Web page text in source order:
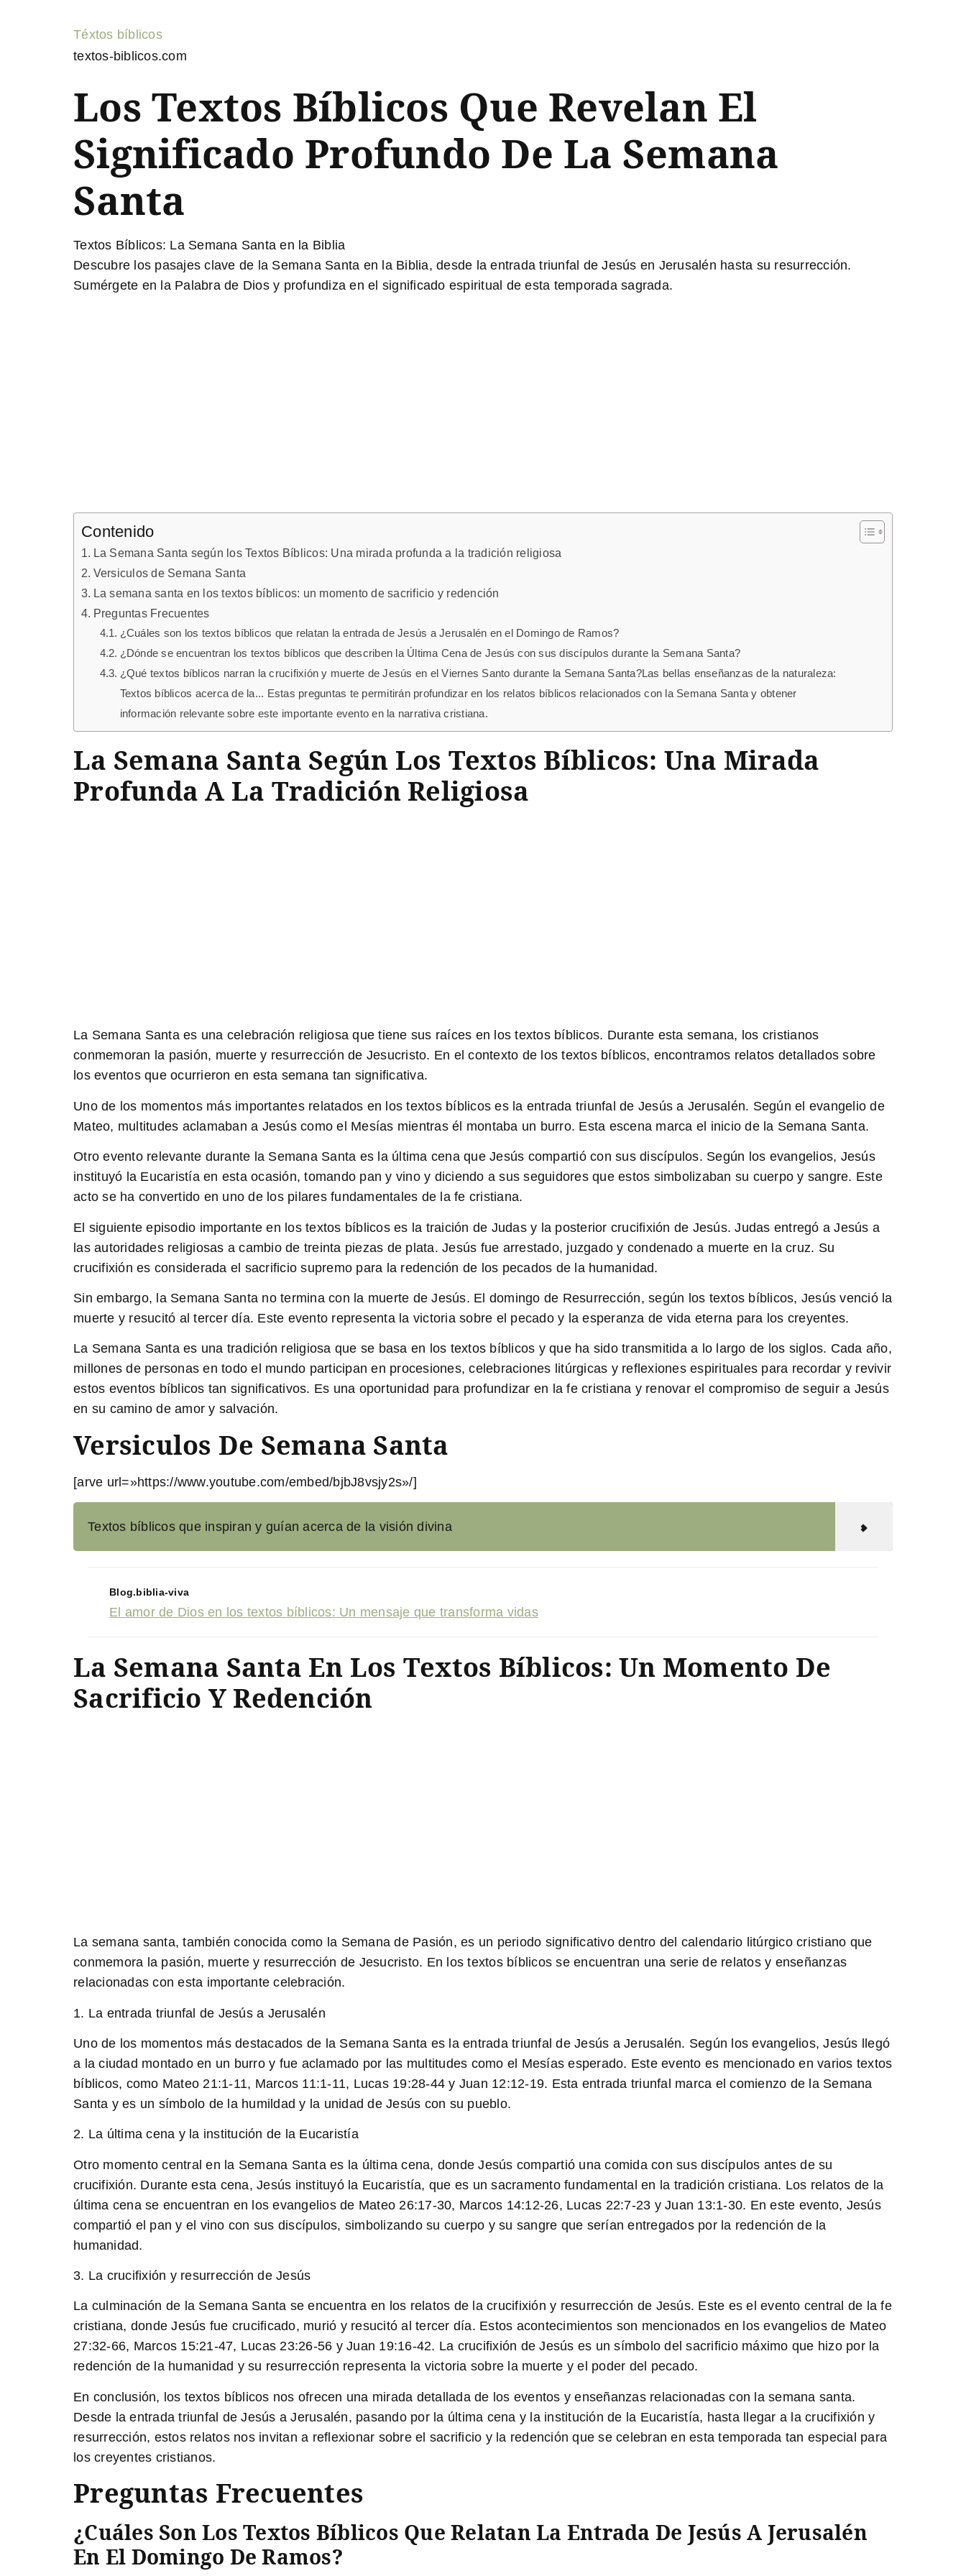
Téxtos bíblicos
textos-biblicos.com
Los Textos Bíblicos Que Revelan El
Significado Profundo De La Semana
Santa
Textos Bíblicos: La Semana Santa en la Biblia
Descubre los pasajes clave de la Semana Santa en la Biblia, desde la entrada triunfal de Jesús en Jerusalén hasta su resurrección.
Sumérgete en la Palabra de Dios y profundiza en el significado espiritual de esta temporada sagrada.
Contenido
La Semana Santa según los Textos Bíblicos: Una mirada profunda a la tradición religiosa
Versiculos de Semana Santa
La semana santa en los textos bíblicos: un momento de sacrificio y redención
Preguntas Frecuentes
¿Cuáles son los textos bíblicos que relatan la entrada de Jesús a Jerusalén en el Domingo de Ramos?
¿Dónde se encuentran los textos bíblicos que describen la Última Cena de Jesús con sus discípulos durante la Semana Santa?
¿Qué textos bíblicos narran la crucifixión y muerte de Jesús en el Viernes Santo durante la Semana Santa?Las bellas enseñanzas de la naturaleza:
Textos bíblicos acerca de la... Estas preguntas te permitirán profundizar en los relatos bíblicos relacionados con la Semana Santa y obtener
información relevante sobre este importante evento en la narrativa cristiana.
La Semana Santa Según Los Textos Bíblicos: Una Mirada
Profunda A La Tradición Religiosa
La Semana Santa es una celebración religiosa que tiene sus raíces en los textos bíblicos. Durante esta semana, los cristianos
conmemoran la pasión, muerte y resurrección de Jesucristo. En el contexto de los textos bíblicos, encontramos relatos detallados sobre
los eventos que ocurrieron en esta semana tan significativa.
Uno de los momentos más importantes relatados en los textos bíblicos es la entrada triunfal de Jesús a Jerusalén. Según el evangelio de
Mateo, multitudes aclamaban a Jesús como el Mesías mientras él montaba un burro. Esta escena marca el inicio de la Semana Santa.
Otro evento relevante durante la Semana Santa es la última cena que Jesús compartió con sus discípulos. Según los evangelios, Jesús
instituyó la Eucaristíaen esta ocasión, tomando pan y vino y diciendo a sus seguidores que estos simbolizaban su cuerpo y sangre. Este
acto se ha convertido en uno de los pilares fundamentales de la fe cristiana.
El siguiente episodio importante en los textos bíblicos es la traición de Judas y la posterior crucifixión de Jesús.Judas entregó a Jesús a
las autoridades religiosas a cambio de treinta piezas de plata. Jesús fue arrestado, juzgado y condenado a muerte en la cruz. Su
crucifixión es considerada el sacrificio supremo para la redención de los pecados de la humanidad.
Sin embargo, la Semana Santa no termina con la muerte de Jesús. El domingo de Resurrección, según los textos bíblicos, Jesúsvenció la
muerte y resucitó al tercer día. Este evento representa la victoria sobre el pecado y la esperanza de vida eterna para los creyentes.
La Semana Santa es una tradición religiosa que se basa en los textos bíblicos y que ha sido transmitida a lo largo de los siglos. Cada año,
millones de personas en todo el mundo participan en procesiones, celebraciones litúrgicas y reflexiones espirituales para recordar y revivir
estos eventos bíblicos tan significativos. Es una oportunidad para profundizar en la fe cristiana y renovar el compromiso de seguir a Jesús
en su camino de amor y salvación.
Versiculos De Semana Santa
[arve url=»https://www.youtube.com/embed/bjbJ8vsjy2s»/]
Textos bíblicos que inspiran y guían acerca de la visión divina
Blog.biblia-viva
El amor de Dios en los textos bíblicos: Un mensaje que transforma vidas
La Semana Santa En Los Textos Bíblicos: Un Momento De
Sacrificio Y Redención
La semana santa, también conocida como la Semana de Pasión, es un periodo significativo dentro del calendario litúrgico cristiano que
conmemora la pasión, muerte y resurrección de Jesucristo. En los textos bíblicos se encuentran una serie de relatos y enseñanzas
relacionadas con esta importante celebración.
1. La entrada triunfal de Jesús a Jerusalén
Uno de los momentos más destacados de la Semana Santa es la entrada triunfal de Jesús a Jerusalén. Según los evangelios, Jesús llegó
a la ciudad montado en un burro y fue aclamado por las multitudes como el Mesías esperado. Este evento es mencionado en varios textos
bíblicos, como Mateo 21:1-11, Marcos 11:1-11, Lucas 19:28-44 y Juan 12:12-19. Esta entrada triunfal marca el comienzo de la Semana
Santa y es un símbolo de la humildad y la unidad de Jesús con su pueblo.
2. La última cena y la institución de la Eucaristía
Otro momento central en la Semana Santa es la última cena, donde Jesús compartió una comida con sus discípulos antes de su
crucifixión. Durante esta cena, Jesús instituyó la Eucaristía, que es un sacramento fundamental en la tradición cristiana. Los relatos de la
última cena se encuentran en los evangelios de Mateo 26:17-30, Marcos 14:12-26, Lucas 22:7-23 y Juan 13:1-30. En este evento, Jesús
compartió el pan y el vino con sus discípulos, simbolizando su cuerpo y su sangre que serían entregados por la redención de la
humanidad.
3. La crucifixión y resurrección de Jesús
La culminación de la Semana Santa se encuentra en los relatos de la crucifixión y resurrección de Jesús. Este es el evento central de la fe
cristiana, donde Jesús fue crucificado, murió y resucitó al tercer día. Estos acontecimientos son mencionados en los evangelios de Mateo
27:32-66, Marcos 15:21-47, Lucas 23:26-56 y Juan 19:16-42. La crucifixión de Jesús es un símbolo del sacrificio máximo que hizo por la
redención de la humanidad y su resurrección representa la victoria sobre la muerte y el poder del pecado.
En conclusión, los textos bíblicos nos ofrecen una mirada detallada de los eventos y enseñanzas relacionadas con la semana santa.
Desde la entrada triunfal de Jesús a Jerusalén, pasando por la última cena y la institución de la Eucaristía, hasta llegar a la crucifixión y
resurrección, estos relatos nos invitan a reflexionar sobre el sacrificio y la redención que se celebran en esta temporada tan especial para
los creyentes cristianos.
Preguntas Frecuentes
¿Cuáles Son Los Textos Bíblicos Que Relatan La Entrada De Jesús A Jerusalén
En El Domingo De Ramos?